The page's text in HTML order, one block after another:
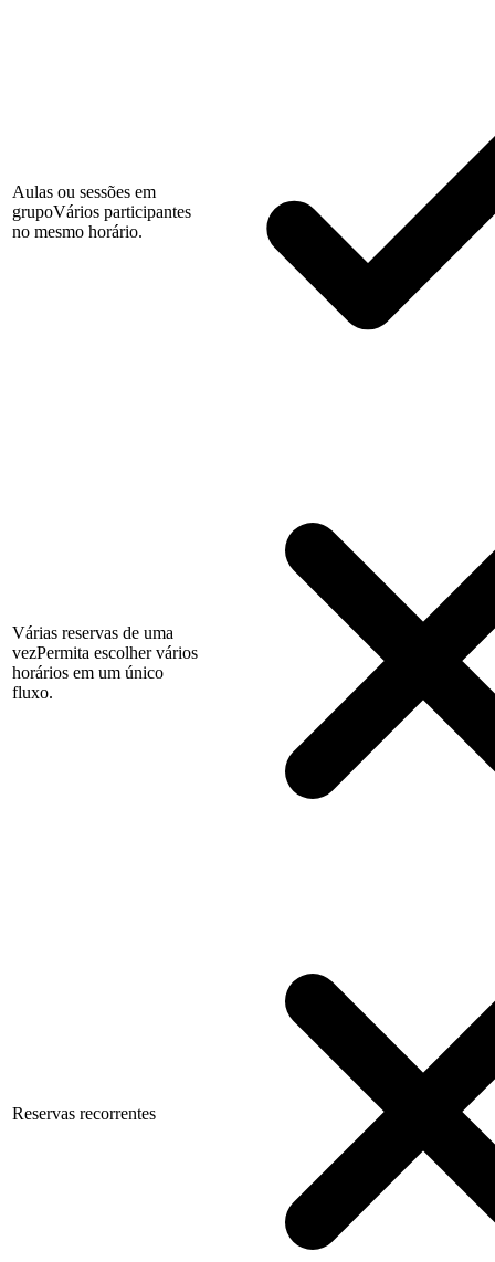
Aulas ou sessões em
grupoVários participantes
no mesmo horário.
Várias reservas de uma
vezPermita escolher vários
horários em um único
fluxo.
Reservas recorrentes